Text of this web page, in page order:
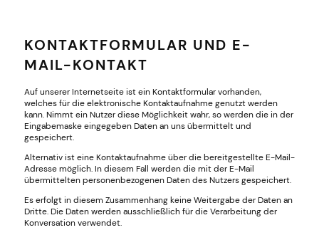
KONTAKTFORMULAR UND E-
MAIL-KONTAKT
Auf unserer Internetseite ist ein Kontaktformular vorhanden,
welches für die elektronische Kontaktaufnahme genutzt werden
kann. Nimmt ein Nutzer diese Möglichkeit wahr, so werden die in der
Eingabemaske eingegeben Daten an uns übermittelt und
gespeichert.
Alternativ ist eine Kontaktaufnahme über die bereitgestellte E-Mail-
Adresse möglich. In diesem Fall werden die mit der E-Mail
übermittelten personenbezogenen Daten des Nutzers gespeichert.
Es erfolgt in diesem Zusammenhang keine Weitergabe der Daten an
Dritte. Die Daten werden ausschließlich für die Verarbeitung der
Konversation verwendet.